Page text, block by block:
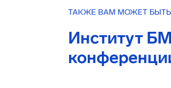
ТАКЖЕ ВАМ МОЖЕТ
Институт